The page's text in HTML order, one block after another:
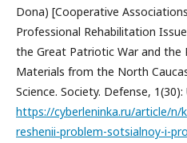
Dona) [Cooperative
Professional Rehabilitation
the Great Patriotic War and the
Materials from the North
Science. Society. Defense, 1(30):
https://cyberleninka.ru/article/n/
reshenii-problem-sotsialnoy-i-